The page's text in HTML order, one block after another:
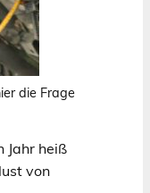
die Frage
Jahr heiß
von